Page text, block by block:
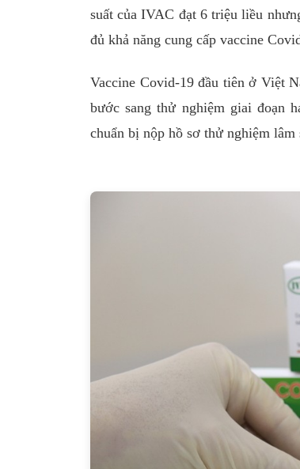
suất của IVAC đạt 6 triệu liều
đủ khả năng cung cấp vaccine
Vaccine Covid-19 đầu tiên ở Việt
bước sang thử nghiệm giai đoạn
chuẩn bị nộp hồ sơ thử nghiệm lâm